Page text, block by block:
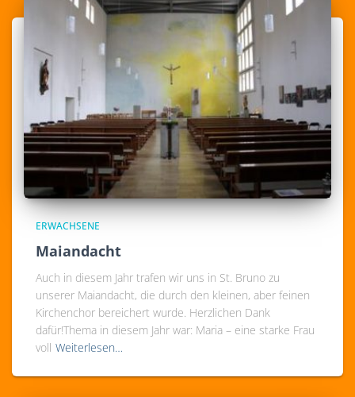
ERWACHSENE
Maiandacht
Auch in diesem Jahr trafen wir uns in St. Bruno zu
unserer Maiandacht, die durch den kleinen, aber feinen
Kirchenchor bereichert wurde. Herzlichen Dank
dafür!Thema in diesem Jahr war: Maria – eine starke Frau
voll Weiterlesen…